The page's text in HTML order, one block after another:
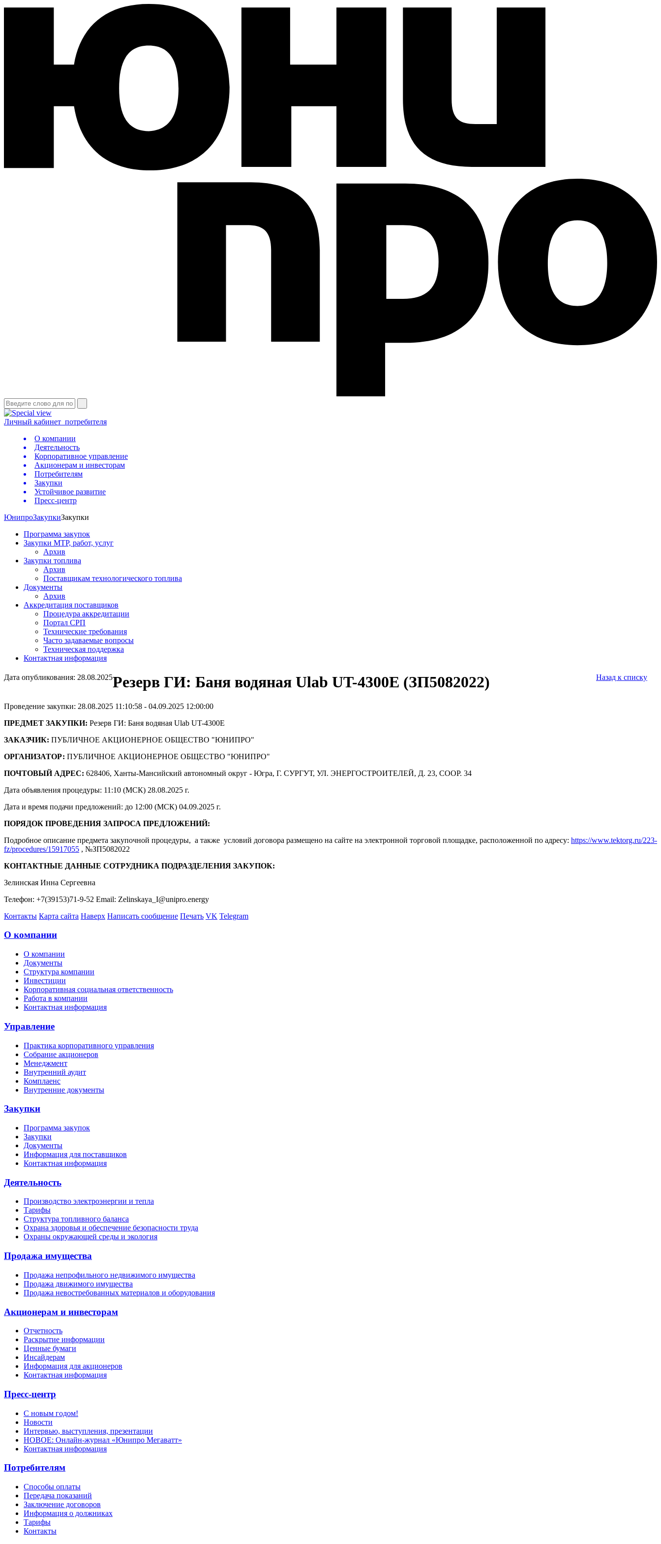
Личный кабинет потребителя
О компании
Деятельность
Корпоративное управление
Акционерам и инвесторам
Потребителям
Закупки
Устойчивое развитие
Пресс-центр
ЮнипроЗакупкиЗакупки
Программа закупок
Закупки МТР, работ, услуг
Архив
Закупки топлива
Архив
Поставщикам технологического топлива
Документы
Архив
Аккредитация поставщиков
Процедура аккредитации
Портал СРП
Технические требования
Часто задаваемые вопросы
Техническая поддержка
Контактная информация
Дата опубликования: 28.08.2025 Назад к списку
Резерв ГИ: Баня водяная Ulab UT-4300E (ЗП5082022)
Проведение закупки: 28.08.2025 11:10:58 - 04.09.2025 12:00:00
ПРЕДМЕТ ЗАКУПКИ: Резерв ГИ: Баня водяная Ulab UT-4300E
ЗАКАЗЧИК: ПУБЛИЧНОЕ АКЦИОНЕРНОЕ ОБЩЕСТВО "ЮНИПРО"
ОРГАНИЗАТОР: ПУБЛИЧНОЕ АКЦИОНЕРНОЕ ОБЩЕСТВО "ЮНИПРО"
ПОЧТОВЫЙ АДРЕС: 628406, Ханты-Мансийский автономный округ - Югра, Г. СУРГУТ, УЛ. ЭНЕРГОСТРОИТЕЛЕЙ, Д. 23, СООР. 34
Дата объявления процедуры: 11:10 (МСК) 28.08.2025 г.
Дата и время подачи предложений: до 12:00 (МСК) 04.09.2025 г.
ПОРЯДОК ПРОВЕДЕНИЯ ЗАПРОСА ПРЕДЛОЖЕНИЙ:
Подробное описание предмета закупочной процедуры, а также условий договора размещено на сайте на электронной торговой площадке, расположенной по адресу: https://www.tektorg.ru/223-
fz/procedures/15917055 , №ЗП5082022
КОНТАКТНЫЕ ДАННЫЕ СОТРУДНИКА ПОДРАЗДЕЛЕНИЯ ЗАКУПОК:
Зелинская Инна Сергеевна
Телефон: +7(39153)71-9-52 Email: Zelinskaya_I@unipro.energy
Контакты Карта сайта Наверх Написать сообщение Печать VK Telegram
О компании
О компании
Документы
Структура компании
Инвестиции
Корпоративная социальная ответственность
Работа в компании
Контактная информация
Управление
Практика корпоративного управления
Собрание акционеров
Менеджмент
Внутренний аудит
Комплаенс
Внутренние документы
Закупки
Программа закупок
Закупки
Документы
Информация для поставщиков
Контактная информация
Деятельность
Производство электроэнергии и тепла
Тарифы
Структура топливного баланса
Охрана здоровья и обеспечение безопасности труда
Охраны окружающей среды и экология
Продажа имущества
Продажа непрофильного недвижимого имущества
Продажа движимого имущества
Продажа невостребованных материалов и оборудования
Акционерам и инвесторам
Отчетность
Раскрытие информации
Ценные бумаги
Инсайдерам
Информация для акционеров
Контактная информация
Пресс-центр
С новым годом!
Новости
Интервью, выступления, презентации
НОВОЕ: Онлайн-журнал «Юнипро Мегаватт»
Контактная информация
Потребителям
Способы оплаты
Передача показаний
Заключение договоров
Информация о должниках
Тарифы
Контакты